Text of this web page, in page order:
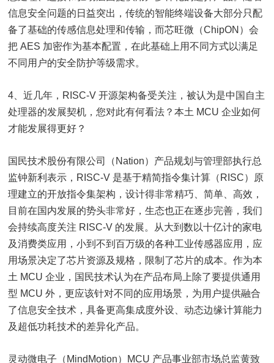
信息安全问题的日益突出，传统的智能终端设备大部分只配
备了基础的传感信息处理和传输，而芯旺微（ChipON）会
把 AES 加密作为基本配置，在此基础上用不同方式以满足
不同用户的安全防护等级需求。
4、近几年，RISC-V 开源架构备受关注，被认为是中国自主
处理器的发展契机，您对此有何看法？本土 MCU 企业如何
才能发展得更好？
国民技术股份有限公司（Nation）产品规划与管理部执行总
监钟新利表示，RISC-V 是基于精简指令集计算（RISC）原
理建立的开放指令集架构，设计得非常精巧、简单、高效，
目前在国内发展的势头非常好，生态也正在逐步完善，我们
会持续高度关注 RISC-V 的发展。从大到数以十亿计的家电
及消费类应用，小到不到百万级的各种工业传感器应用，应
用场景决定了芯片资源及规格，限制了芯片的成本。作为本
土 MCU 企业，国民技术认为在产品布局上除了要提供通用
型 MCU 外，更应该针对不同的应用场景，为用户提供融合
了信息安全技术，具备更高集成度外设、动态边缘计算能力
及超低功耗技术的差异化产品。
灵动微电子（MindMotion）MCU 产品事业部市场总监黄致